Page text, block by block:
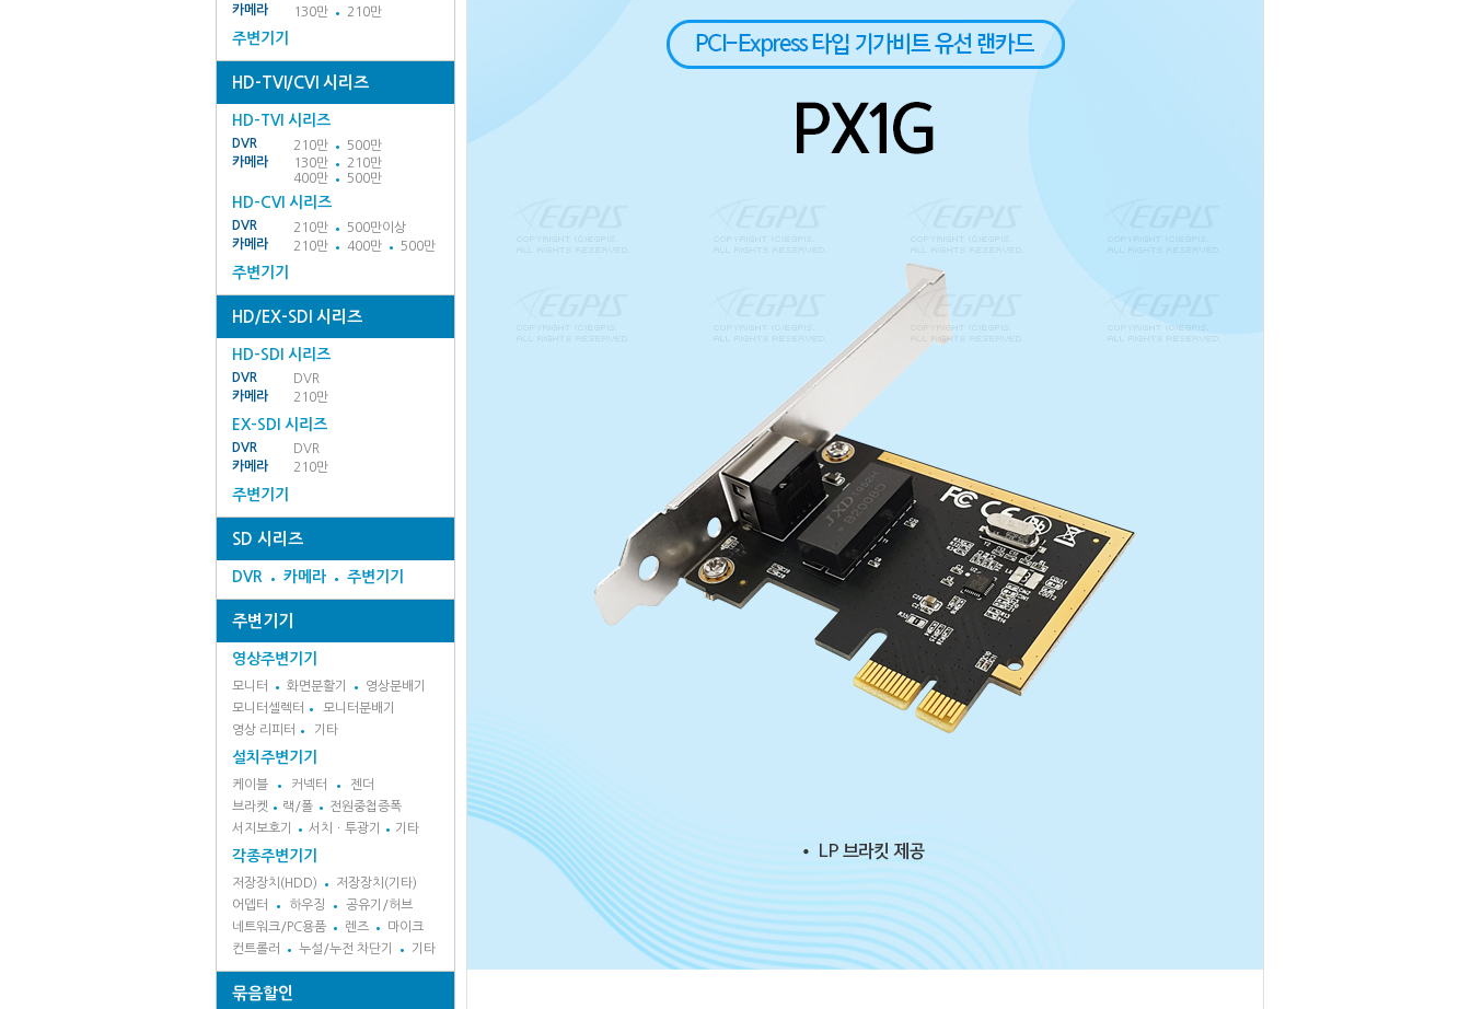
카메라
130만 210만
주변기기
HD-TVI/CVI 시리즈
HD-TVI 시리즈
DVR 210만
500만
카메라
130만
210만
400만
500만
HD-CVI 시리즈
DVR 210만
500만이상
카메라
210만 400만 500만
주변기기
HD/EX-SDI 시리즈
HD-SDI 시리즈
DVR
DVR
카메라
210만
EX-SDI 시리즈
DVR
DVR
카메라
210만
주변기기
SD 시리즈
DVR 카메라 주변기기
주변기기
영상주변기기
모니터 화면분활기
영상분배기
모니터셀렉터
모니터분배기
영상 리피터
기타
설치주변기기
케이블 커넥터
젠더
브라켓
랙/폴
전원중첩증폭
서지보호기
서치ㆍ투광기 기타
각종주변기기
저장장치(HDD)
저장장치(기타)
어뎁터
하우징
공유기/허브
네트워크/PC용품
렌즈
마이크
컨트롤러
누설/누전 차단기 기타
묶음할인